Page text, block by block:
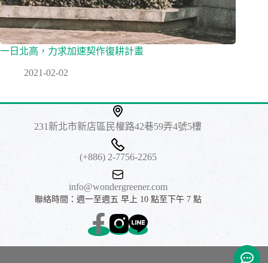
一日北高，力求加速契作復耕計畫
2021-02-02
231新北市新店區民權路42巷59弄4號5樓
(+886) 2-7756-2265
info@wondergreener.com
​聯絡時間：週一至週五 早上 10 點至下午 7 點